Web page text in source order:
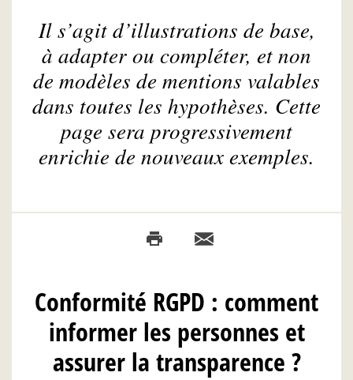
Il s’agit d’illustrations de base,
à adapter ou compléter, et non
de modèles de mentions valables
dans toutes les hypothèses. Cette
page sera progressivement
enrichie de nouveaux exemples.
Conformité RGPD : comment
informer les personnes et
assurer la transparence ?